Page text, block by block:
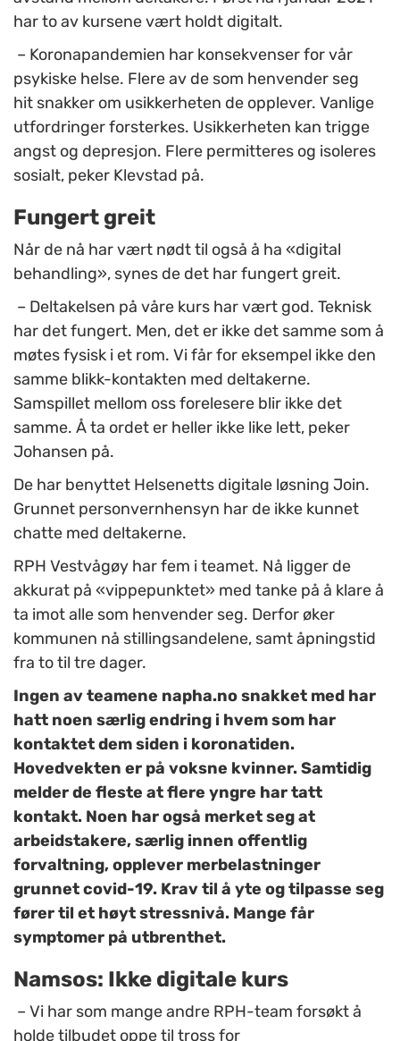
har to av kursene vært holdt digitalt.
– Koronapandemien har konsekvenser for vår
psykiske helse. Flere av de som henvender seg
hit snakker om usikkerheten de opplever. Vanlige
utfordringer forsterkes. Usikkerheten kan trigge
angst og depresjon. Flere permitteres og isoleres
sosialt, peker Klevstad på.
Fungert greit
Når de nå har vært nødt til også å ha «digital
behandling», synes de det har fungert greit.
– Deltakelsen på våre kurs har vært god. Teknisk
har det fungert. Men, det er ikke det samme som å
møtes fysisk i et rom. Vi får for eksempel ikke den
samme blikk-kontakten med deltakerne.
Samspillet mellom oss forelesere blir ikke det
samme. Å ta ordet er heller ikke like lett, peker
Johansen på.
De har benyttet Helsenetts digitale løsning Join.
Grunnet personvernhensyn har de ikke kunnet
chatte med deltakerne.
RPH Vestvågøy har fem i teamet. Nå ligger de
akkurat på «vippepunktet» med tanke på å klare å
ta imot alle som henvender seg. Derfor øker
kommunen nå stillingsandelene, samt åpningstid
fra to til tre dager.
Ingen av teamene napha.no snakket med har
hatt noen særlig endring i hvem som har
kontaktet dem siden i koronatiden.
Hovedvekten er på voksne kvinner. Samtidig
melder de fleste at flere yngre har tatt
kontakt. Noen har også merket seg at
arbeidstakere, særlig innen offentlig
forvaltning, opplever merbelastninger
grunnet covid-19. Krav til å yte og tilpasse seg
fører til et høyt stressnivå. Mange får
symptomer på utbrenthet.
Namsos: Ikke digitale kurs
– Vi har som mange andre RPH-team forsøkt å
holde tilbudet oppe til tross for